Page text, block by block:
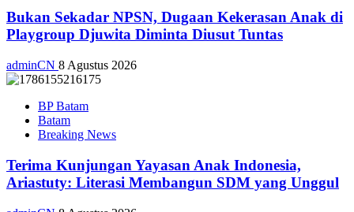
Bukan Sekadar NPSN, Dugaan Kekerasan Anak di
Playgroup Djuwita Diminta Diusut Tuntas
adminCN 8 Agustus 2026
BP Batam
Batam
Breaking News
Terima Kunjungan Yayasan Anak Indonesia,
Ariastuty: Literasi Membangun SDM yang Unggul